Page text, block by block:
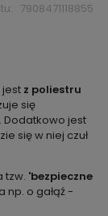
7908471118855
jest z poliestru
się
jest
się w niej czuł
tzw. 'bezpieczne
np. o gałąź -